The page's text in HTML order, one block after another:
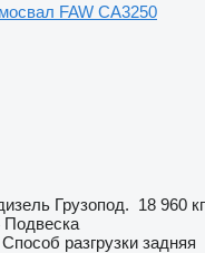
FAW CA3250
Грузопод. 18 960 кг
Подвеска
Способ разгрузки задняя